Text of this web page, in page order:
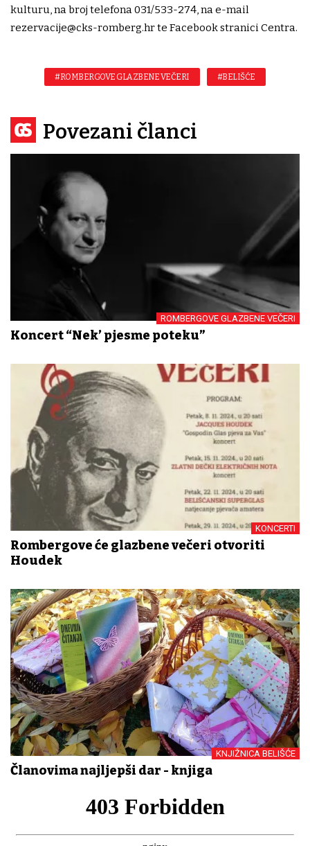
kulturu, na broj telefona 031/533-274, na e-mail
rezervacije@cks-romberg.hrte Facebook stranici Centra.
#ROMBERGOVE GLAZBENE VEČERI #BELIŠĆE
Povezani članci
ROMBERGOVE GLAZBENE VEČERI
Koncert “Nek’ pjesme poteku”
KONCERTI
Rombergove će glazbene večeri otvoriti
Houdek
KNJIŽNICA BELIŠĆE
Članovima najljepši dar - knjiga